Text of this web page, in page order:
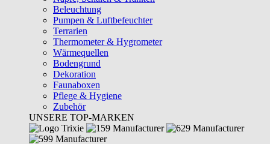
Beleuchtung
Pumpen & Luftbefeuchter
Terrarien
Thermometer & Hygrometer
Wärmequellen
Bodengrund
Dekoration
Faunaboxen
Pflege & Hygiene
Zubehör
UNSERE TOP-MARKEN